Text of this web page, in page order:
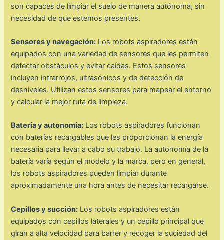
son capaces de limpiar el suelo de manera autónoma, sin
necesidad de que estemos presentes.
Sensores y navegación: Los robots aspiradores están
equipados con una variedad de sensores que les permiten
detectar obstáculos y evitar caídas. Estos sensores
incluyen infrarrojos, ultrasónicos y de detección de
desniveles. Utilizan estos sensores para mapear el entorno
y calcular la mejor ruta de limpieza.
Batería y autonomía: Los robots aspiradores funcionan
con baterías recargables que les proporcionan la energía
necesaria para llevar a cabo su trabajo. La autonomía de la
batería varía según el modelo y la marca, pero en general,
los robots aspiradores pueden limpiar durante
aproximadamente una hora antes de necesitar recargarse.
Cepillos y succión: Los robots aspiradores están
equipados con cepillos laterales y un cepillo principal que
giran a alta velocidad para barrer y recoger la suciedad del